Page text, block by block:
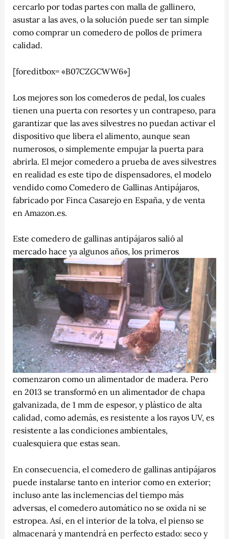
cercarlo por todas partes con malla de gallinero,
asustar a las aves, o la solución puede ser tan simple
como comprar un comedero de pollos de primera
calidad.
[foreditbox= «B07CZGCWW6»]
Los mejores son los comederos de pedal, los cuales
tienen una puerta con resortes y un contrapeso, para
garantizar que las aves silvestres no puedan activar el
dispositivo que libera el alimento, aunque sean
numerosos, o simplemente empujar la puerta para
abrirla. El mejor comedero a prueba de aves silvestres
en realidad es este tipo de dispensadores, el modelo
vendido como Comedero de Gallinas Antipájaros,
fabricado por Finca Casarejo en España, y de venta
en Amazon.es.
Este comedero de gallinas antipájaros salió al
mercado hace ya algunos años, los primeros
comenzaron como un alimentador de madera. Pero
en 2013 se transformó en un alimentador de chapa
galvanizada, de 1 mm de espesor, y plástico de alta
calidad, como además, es resistente a los rayos UV, es
resistente a las condiciones ambientales,
cualesquiera que estas sean.
En consecuencia, el comedero de gallinas antipájaros
puede instalarse tanto en interior como en exterior;
incluso ante las inclemencias del tiempo más
adversas, el comedero automático no se oxida ni se
estropea. Así, en el interior de la tolva, el pienso se
almacenará y mantendrá en perfecto estado: seco y